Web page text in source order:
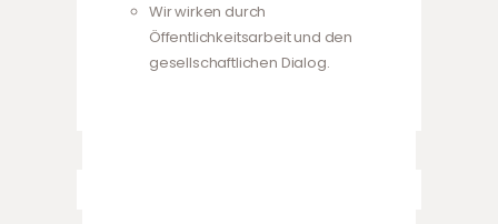
Wir wirken durch
Öffentlichkeitsarbeit und den
gesellschaftlichen Dialog.